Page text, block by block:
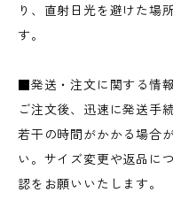
り、直射日光を避けた場
す。
■発送・注文に関する情
ご注文後、迅速に発送手
若干の時間がかかる場合
い。サイズ変更や返品に
認をお願いいたします。